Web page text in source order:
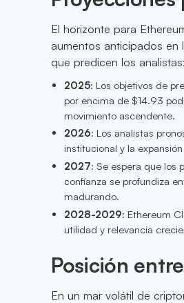
El horizonte para
aumentos anticipados
que predicen los analistas:
2025: Los objetivos de
por encima de $14.93
movimiento ascendente.
2026: Los analistas
institucional y la
2027: Se espera que los
confianza se profundiza
madurando.
2028-2029: Ethereum
utilidad y relevancia
Posición
En un mar volátil de